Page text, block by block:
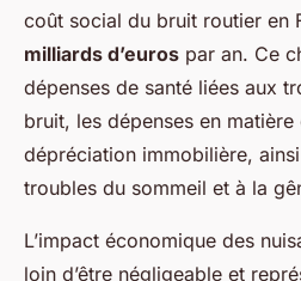
coût social du bruit routier en
milliards d’euros par an. Ce
dépenses de santé liées aux
bruit, les dépenses en
dépréciation immobilière,
troubles du sommeil et à la
L’impact économique des
loin d’être négligeable et